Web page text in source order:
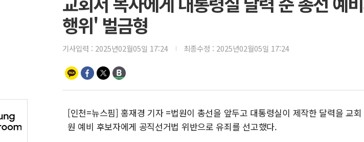
이란와이어 "
남동발전, 해
폭염 누그러
사우디·튀르키
신길동 신축
용산공원·그
행위' 벌금형
기사입력 : 2025년02월05일 17:24 최종수정 : 2025년02월05일 17:24
[인천=뉴스핌] 홍재경 기자 =법원이 총선을 앞두고 대통령실이 제작한 달력을 교
원 예비 후보자에게 공직선거법 위반으로 유죄를 선고했다.